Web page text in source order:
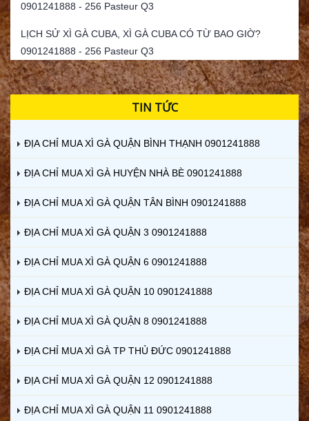
0901241888 - 256 Pasteur Q3
LỊCH SỬ XÌ GÀ CUBA, XÌ GÀ CUBA CÓ TỪ BAO GIỜ?
0901241888 - 256 Pasteur Q3
TIN TỨC
ĐỊA CHỈ MUA XÌ GÀ QUẬN BÌNH THẠNH 0901241888
ĐỊA CHỈ MUA XÌ GÀ HUYỆN NHÀ BÈ 0901241888
ĐỊA CHỈ MUA XÌ GÀ QUẬN TÂN BÌNH 0901241888
ĐỊA CHỈ MUA XÌ GÀ QUẬN 3 0901241888
ĐỊA CHỈ MUA XÌ GÀ QUẬN 6 0901241888
ĐỊA CHỈ MUA XÌ GÀ QUẬN 10 0901241888
ĐỊA CHỈ MUA XÌ GÀ QUẬN 8 0901241888
ĐỊA CHỈ MUA XÌ GÀ TP THỦ ĐỨC 0901241888
ĐỊA CHỈ MUA XÌ GÀ QUẬN 12 0901241888
ĐỊA CHỈ MUA XÌ GÀ QUẬN 11 0901241888